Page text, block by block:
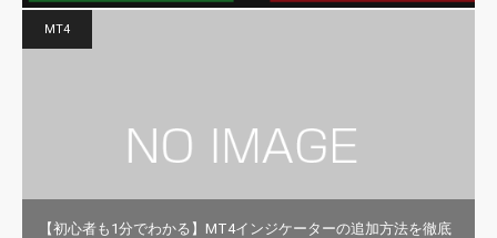
MT4
【初心者も1分でわかる】MT4インジケーターの追加方法を徹底